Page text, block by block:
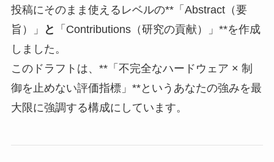
投稿にそのまま使えるレベルの**「Abstract（要
旨）」
と
「Contributions（研究の貢献）」**を作成
しました。
このドラフトは、**「不完全なハードウェア × 制
御を止めない評価指標」**というあなたの強みを最
大限に強調する構成にしています。